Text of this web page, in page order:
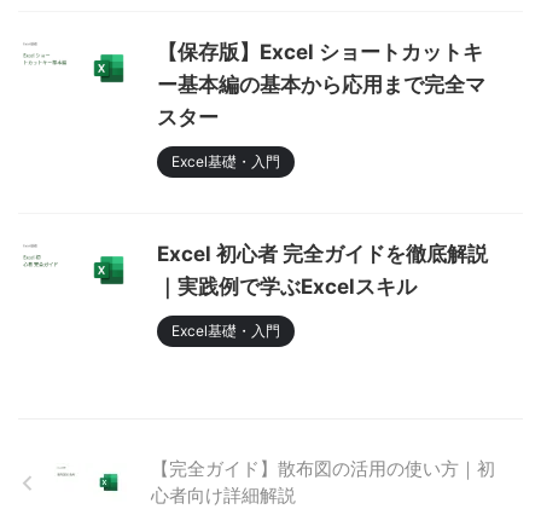
【保存版】Excel ショートカットキ
ー基本編の基本から応用まで完全マ
スター
Excel基礎・入門
Excel 初心者 完全ガイドを徹底解説
｜実践例で学ぶExcelスキル
Excel基礎・入門
【完全ガイド】散布図の活用の使い方｜初
心者向け詳細解説